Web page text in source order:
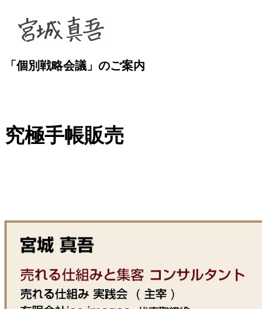
「個別戦略会議」のご案内
究極手帳販売